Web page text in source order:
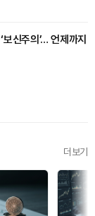
신주의’… 언제까지
더보기